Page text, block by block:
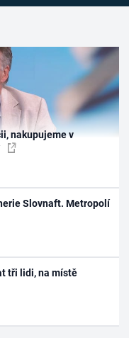
nakupujeme v
Slovnaft. Metropolí
tři lidi, na místě